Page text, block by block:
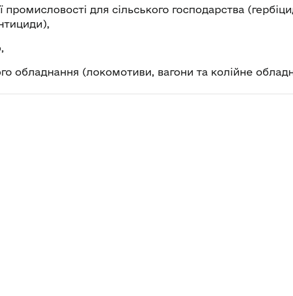
промисловості для сільського господарства
обладнання (локомотиви, вагони та колійне